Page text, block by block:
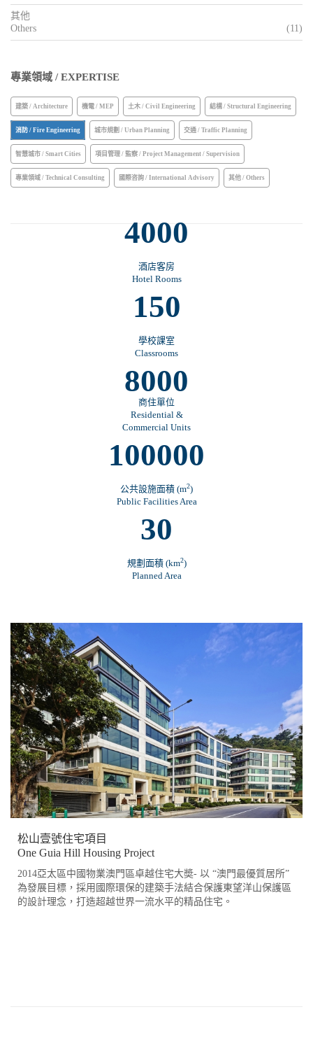
其他
Others
(11)
專業領域 / EXPERTISE
建築 / Architecture 機電 / MEP 土木 / Civil Engineering 結構 / Structural Engineering
消防 / Fire Engineering 城市規劃 / Urban Planning 交通 / Traffic Planning
智慧城市 / Smart Cities 項目管理 / 監察 / Project Management / Supervision
專業領域 / Technical Consulting 國際咨詢 / International Advisory 其他 / Others
4000
酒店客房
Hotel Rooms
150
學校課室
Classrooms
8000
商住單位
Residential &
Commercial Units
100000
公共設施面積 (m2)
Public Facilities Area
30
規劃面積 (km2)
Planned Area
松山壹號住宅項目
One Guia Hill Housing Project
2014亞太區中國物業澳門區卓越住宅大奬- 以 “澳門最優質居所”
為發展目標，採用國際環保的建築手法結合保護東望洋山保護區
的設計理念，打造超越世界一流水平的精品住宅。